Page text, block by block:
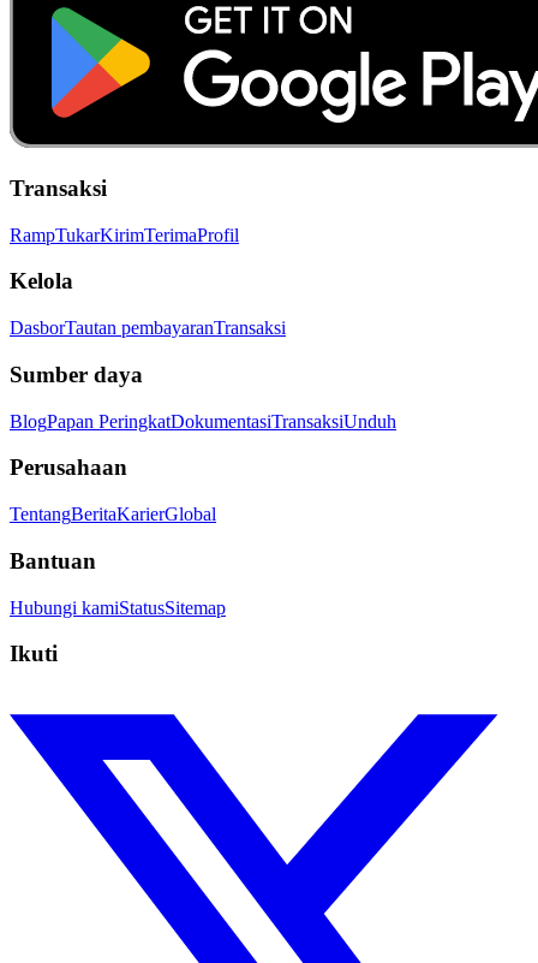
Transaksi
RampTukarKirimTerimaProfil
Kelola
DasborTautan pembayaranTransaksi
Sumber daya
BlogPapan PeringkatDokumentasiTransaksiUnduh
Perusahaan
TentangBeritaKarierGlobal
Bantuan
Hubungi kamiStatusSitemap
Ikuti